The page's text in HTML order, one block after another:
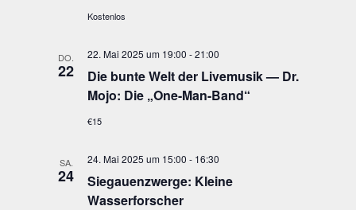
Kostenlos
DO.
22
Die bun­te Welt der Live­mu­sik — Dr.
Mojo: Die „One-Man-Band“
22. Mai 2025 um 19:00 -21:00
€15
SA.
24
Sie­gau­enzwer­ge: Klei­ne
Wasserforscher
24. Mai 2025 um 15:00 - 16:30